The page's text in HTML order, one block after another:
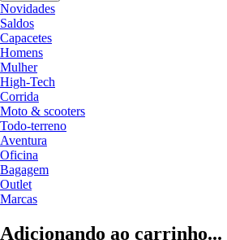
Novidades
Saldos
Capacetes
Homens
Mulher
High-Tech
Corrida
Moto & scooters
Todo-terreno
Aventura
Oficina
Bagagem
Outlet
Marcas
Adicionando ao carrinho...